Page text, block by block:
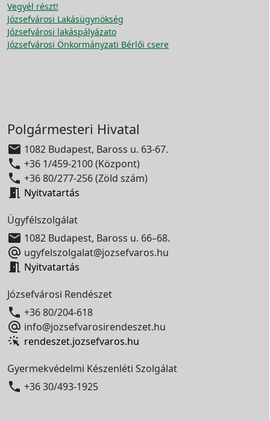
Vegyél részt!
Józsefvárosi Lakásügynökség
Józsefvárosi lakáspályázato
Józsefvárosi Önkormányzati Bérlői csere
Polgármesteri Hivatal
 1082 Budapest, Baross u. 63-67.
 +36 1/459-2100 (Központ)
 +36 80/277-256 (Zöld szám)
 Nyitvatartás
Ügyfélszolgálat
 1082 Budapest, Baross u. 66–68.
 ugyfelszolgalat@jozsefvaros.hu
 Nyitvatartás
Józsefvárosi Rendészet
 +36 80/204-618
 info@jozsefvarosirendeszet.hu
rendeszet.jozsefvaros.hu
Gyermekvédelmi Készenléti Szolgálat
 +36 30/493-1925